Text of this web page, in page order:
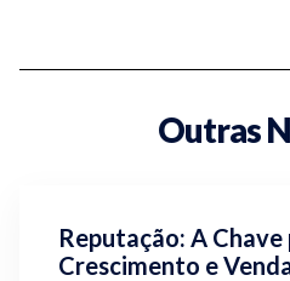
Outras
Reputação: A Chave
Crescimento e